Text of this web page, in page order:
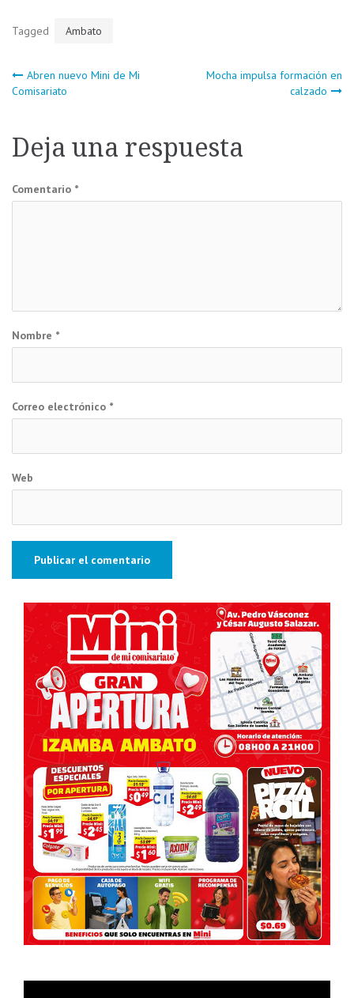
Tagged Ambato
Navegación
entradas
Abren nuevo Mini de Mi
Comisariato
Mocha impulsa formación en
calzado
Deja una respuesta
Comentario *
Nombre *
Correo electrónico *
Web